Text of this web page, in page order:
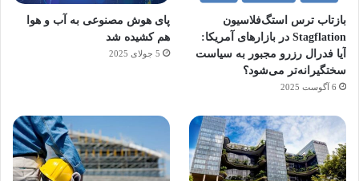
بازتاب ترس استگ‌فلاسیون
Stagflation در بازارهای آمریکا:
آیا فدرال رزرو مجبور به سیاست
سختگیرانه‌تر می‌شود؟
6 آگوست 2025
پای هوش مصنوعی به آب و هوا
هم کشیده شد
5 جولای 2025